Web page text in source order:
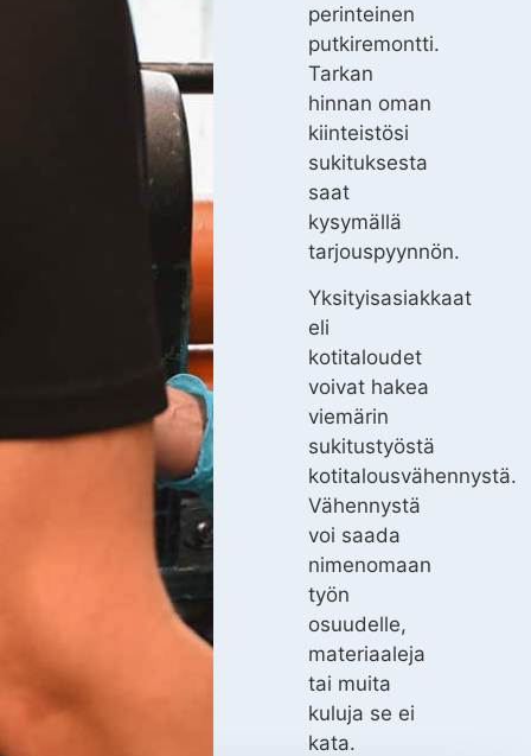
perinteinen
putkiremontti.
Tarkan
hinnan oman
kiinteistösi
sukituksesta
saat
kysymällä
tarjouspyynnön.
Yksityisasiakkaat
eli
kotitaloudet
voivat hakea
viemärin
sukitustyöstä
kotitalousvähennystä.
Vähennystä
voi saada
nimenomaan
työn
osuudelle,
materiaaleja
tai muita
kuluja se ei
kata.